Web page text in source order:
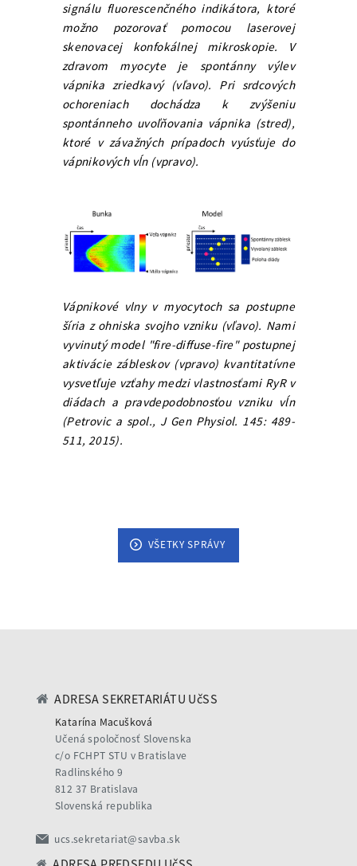
signálu fluorescenčného indikátora, ktoré
možno pozorovať pomocou laserovej
skenovacej konfokálnej mikroskopie. V
zdravom myocyte je spontánny výlev
vápnika zriedkavý (vľavo). Pri srdcových
ochoreniach dochádza k zvýšeniu
spontánneho uvoľňovania vápnika (stred),
ktoré v závažných prípadoch vyúsťuje do
vápnikových vĺn (vpravo).
Vápnikové vlny v myocytoch sa postupne
šíria z ohniska svojho vzniku (vľavo). Nami
vyvinutý model "fire-diffuse-fire" postupnej
aktivácie zábleskov (vpravo) kvantitatívne
vysvetľuje vzťahy medzi vlastnosťami RyR v
diádach a pravdepodobnosťou vzniku vĺn
(Petrovic a spol., J Gen Physiol. 145: 489-
511, 2015).
VŠETKY SPRÁVY
ADRESA SEKRETARIÁTU UčSS
Katarína Macušková
Učená spoločnosť Slovenska
c/o FCHPT STU v Bratislave
Radlinského 9
812 37 Bratislava
Slovenská republika
ucs.sekretariat@savba.sk